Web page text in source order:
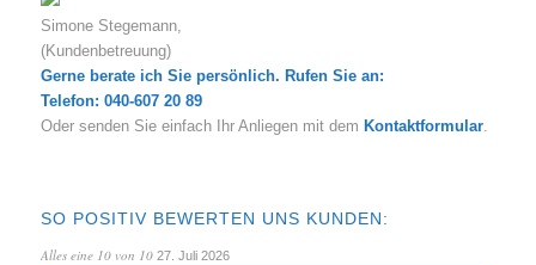
Simone Stegemann,
(Kundenbetreuung)
Gerne berate ich Sie persönlich. Rufen Sie an:
Telefon: 040-607 20 89
Oder senden Sie einfach Ihr Anliegen mit dem Kontaktformular.
SO POSITIV BEWERTEN UNS KUNDEN:
Alles eine 10 von 10 27. Juli 2026